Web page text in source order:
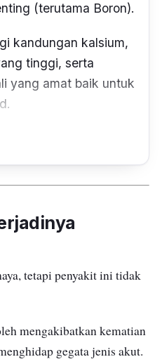
(terutama Boron).
kandungan kalsium,
tinggi, serta
yang amat baik untuk
atau jadikan
sapu pada seluruh
dengan air garam
tetapi penyakit ini tidak
mengakibatkan kematian
gegata jenis akut.